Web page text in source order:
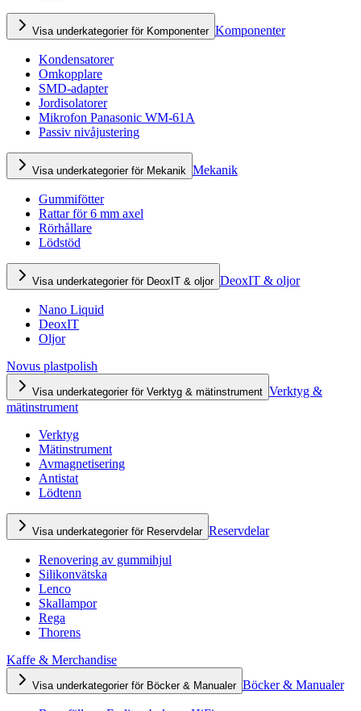
Visa underkategorier för Komponenter Komponenter
Kondensatorer
Omkopplare
SMD-adapter
Jordisolatorer
Mikrofon Panasonic WM-61A
Passiv nivåjustering
Visa underkategorier för Mekanik Mekanik
Gummifötter
Rattar för 6 mm axel
Rörhållare
Lödstöd
Visa underkategorier för DeoxIT & oljor DeoxIT & oljor
Nano Liquid
DeoxIT
Oljor
Novus plastpolish
Visa underkategorier för Verktyg & mätinstrument Verktyg &
mätinstrument
Verktyg
Mätinstrument
Avmagnetisering
Antistat
Lödtenn
Visa underkategorier för Reservdelar Reservdelar
Renovering av gummihjul
Silikonvätska
Lenco
Skallampor
Rega
Thorens
Kaffe & Merchandise
Visa underkategorier för Böcker & Manualer Böcker & Manualer